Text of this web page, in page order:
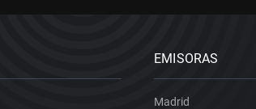
EMISORAS
Madrid